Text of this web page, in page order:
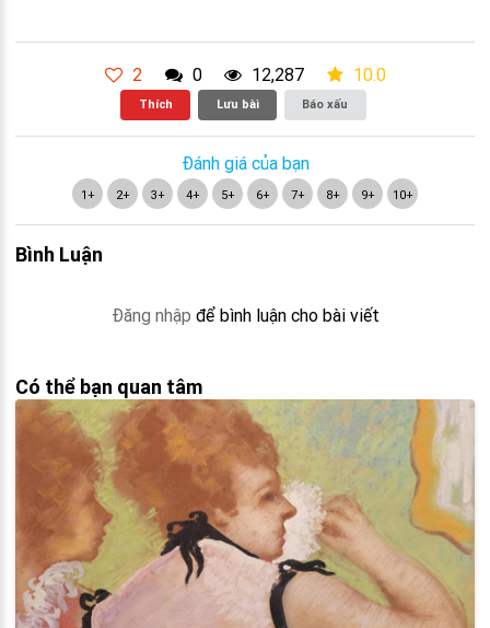
2 0 12,287 10.0
Thích Lưu bài Báo xấu
Đánh giá của bạn
1+ 2+ 3+ 4+ 5+ 6+ 7+ 8+ 9+ 10+
Bình Luận
Đăng nhập để bình luận cho bài viết
Có thể bạn quan tâm